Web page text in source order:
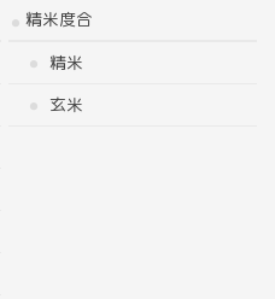
精米度合
精米
玄米